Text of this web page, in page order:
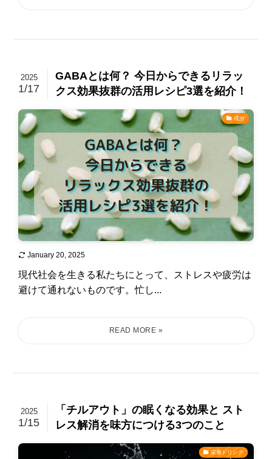
GABAとは何？ 今日からできるリラッ
クス効果抜群の活用レシピ3選を紹介！
2025
1/17
成分
January 20, 2025
現代社会を生きる私たちにとって、ストレスや疲労は
避けて通れないものです。忙し...
「チルアウト」の眠くなる効果と スト
レス解消を味方につける3つのこと
2025
1/15
栄養ドリンク